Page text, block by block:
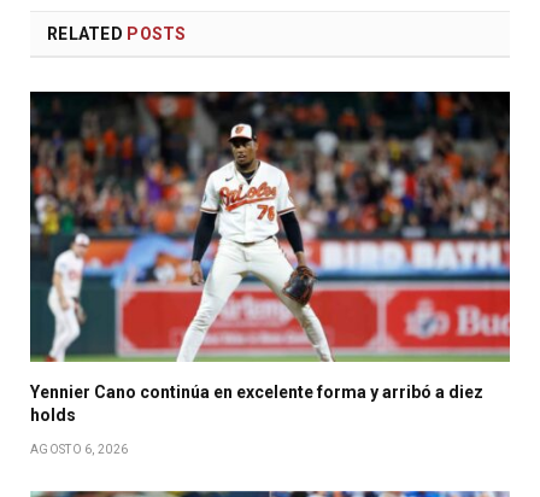
RELATED POSTS
Yennier Cano continúa en excelente forma y arribó a diez
holds
AGOSTO 6, 2026